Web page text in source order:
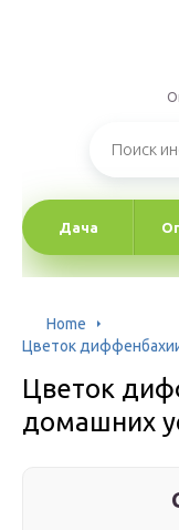
Дача
Home
Цветок
Цветок
домашних